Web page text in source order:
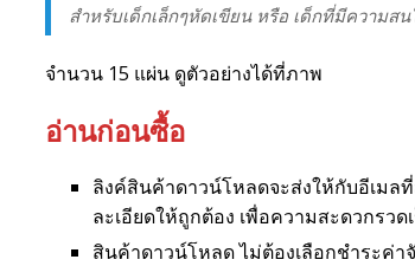
สำหรับเด็กเล็กๆหัดเขียน หรือ เด็กที่มีความ
จำนวน 15 แผ่น ดูตัวอย่างได้ที่ภาพ
อ่านก่อนซื้อ
ลิงค์สินค้าดาวน์โหลดจะส่งให้กับอีเมล
ละเอียดให้ถูกต้อง เพื่อความสะดวกรว
สินค้าดาวน์โหลด ไม่ต้องเลือกชำระค่า